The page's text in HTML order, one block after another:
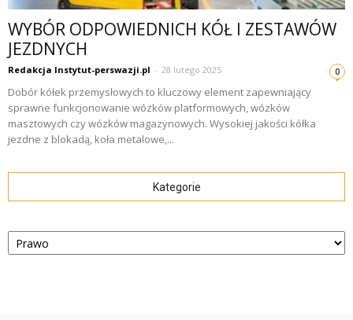
WYBÓR ODPOWIEDNICH KÓŁ I ZESTAWÓW
JEZDNYCH
Redakcja Instytut-perswazji.pl - 28 lutego 2025 0
Dobór kółek przemysłowych to kluczowy element zapewniający
sprawne funkcjonowanie wózków platformowych, wózków
masztowych czy wózków magazynowych. Wysokiej jakości kółka
jezdne z blokadą, koła metalowe,...
Kategorie
Kategorie